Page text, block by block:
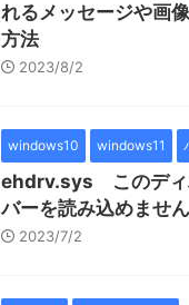
れるメッセージや画
方法
2023/8/2
windows10 windows11
ehdrv.sys このディ
バーを読み込めません
2023/7/2